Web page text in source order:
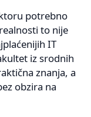
potrebno
to nije
IT
iz srodnih
znanja, a
obzira na